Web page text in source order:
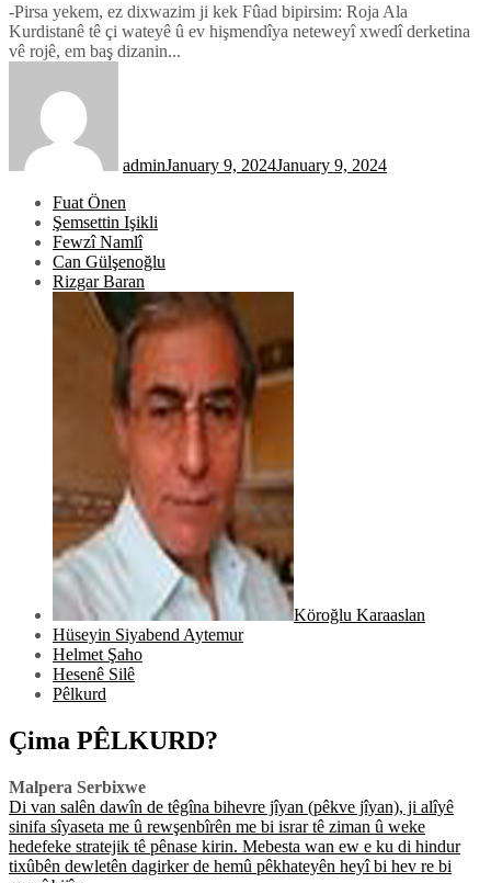
-Pirsa yekem, ez dixwazim ji kek Fûad bipirsim: Roja Ala
Kurdistanê tê çi wateyê û ev hişmendîya neteweyî xwedî derketina
vê rojê, em baş dizanin...
adminJanuary 9, 2024January 9, 2024
Fuat Önen
Şemsettin Işikli
Fewzî Namlî
Can Gülşenoğlu
Rizgar Baran
Köroğlu Karaaslan
Hüseyin Siyabend Aytemur
Helmet Şaho
Hesenê Silê
Pêlkurd
Çima PÊLKURD?
Malpera Serbixwe
Di van salên dawîn de têgîna bihevre jîyan (pêkve jîyan), ji alîyê
sinifa sîyaseta me û rewşenbîrên me bi israr tê ziman û weke
hedefeke stratejik tê pênase kirin. Mebesta wan ew e ku di hindur
tixûbên dewletên dagirker de hemû pêkhateyên heyî bi hev re bi